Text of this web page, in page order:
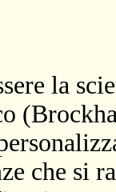
la
che si